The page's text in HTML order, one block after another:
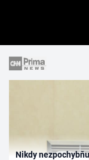
Nikdy